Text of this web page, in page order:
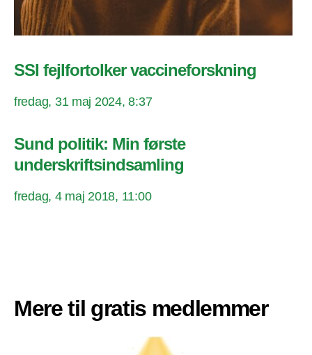
SSI fejlfortolker vaccineforskning
fredag, 31 maj 2024, 8:37
Sund politik: Min første
underskriftsindsamling
fredag, 4 maj 2018, 11:00
Mere til gratis medlemmer